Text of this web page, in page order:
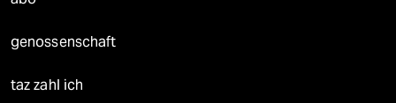
genossenschaft
taz zahl ich